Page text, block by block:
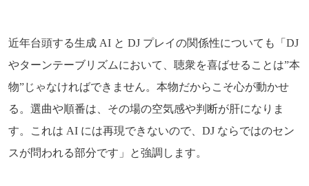
近年台頭する生成 AI と DJ プレイの関係性についても「DJ
やターンテーブリズムにおいて、聴衆を喜ばせることは”本
物”じゃなければできません。本物だからこそ心が動かせ
る。選曲や順番は、その場の空気感や判断が肝になりま
す。これは AI には再現できないので、DJ ならではのセン
スが問われる部分です」と強調します。